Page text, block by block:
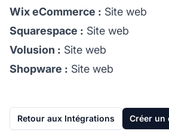
Wix eCommerce : Site web
Squarespace : Site web
Volusion : Site web
Shopware : Site web
Retour aux Intégrations Créer un